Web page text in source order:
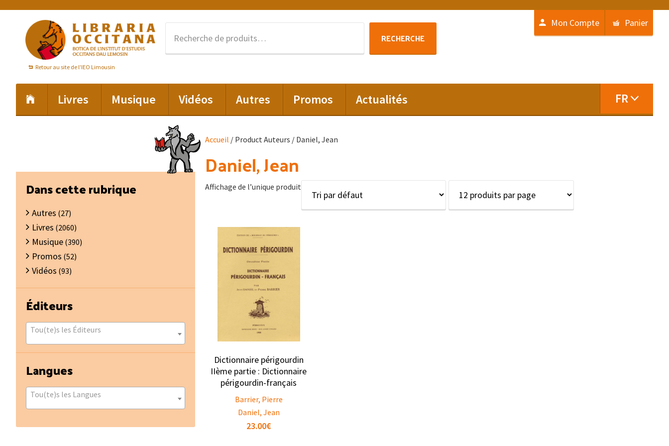
navigation
principale
contenu
principal
Retour au site de l'IEO Limousin
RECHERCHE
Mon Compte Panier
Livres Musique Vidéos Autres Promos Actualités FR
Accueil / Product Auteurs / Daniel, Jean
Daniel, Jean
Affichage de l’unique produit
Dictionnaire périgourdin
IIème partie : Dictionnaire
périgourdin-français
Barrier, Pierre
Daniel, Jean
23.00€
Barre
latérale
principale
Dans cette rubrique
Autres (27)
Livres (2060)
Musique (390)
Promos (52)
Vidéos (93)
Éditeurs
Tou(te)s les Éditeurs
Langues
Tou(te)s les Langues